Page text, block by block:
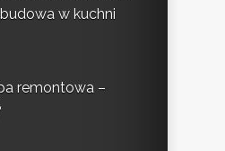
w kuchni
remontowa –